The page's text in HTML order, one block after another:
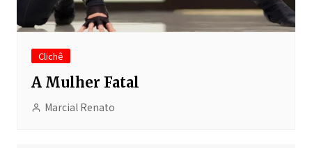
Clichê
A Mulher Fatal
Marcial Renato